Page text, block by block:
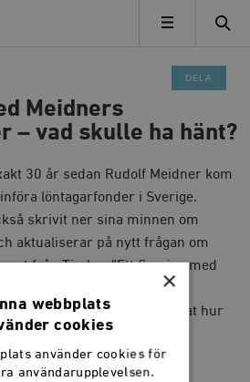
MENY
Meidners
– vad skulle ha hänt?
30 år sedan Rudolf Meidner kom
löntagarfonder i Sverige.
skrivit ner sina minnen om
aktualiserar på nytt frågan om
från Timbro,”Ett Sverige med
- vad skulle ha hänt?”, har
och Per Hortlund studerat hur
hade varit om Meidners
löntagarfonder hade införts.
DELA
×
webbplats
cookies
använder cookies för
användarupplevelsen.